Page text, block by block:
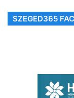
SZEGED365